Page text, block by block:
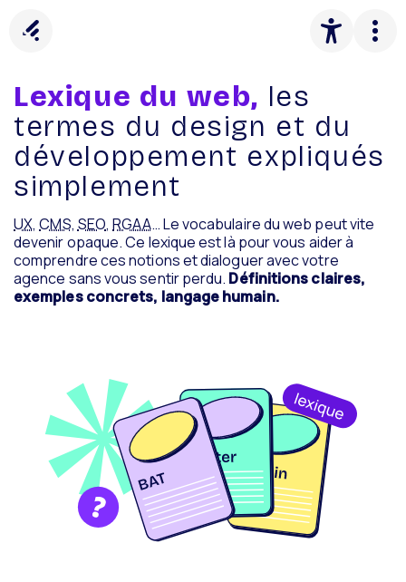
Lexique du web, les
termes du design et du
développement expliqués
simplement
UX,CMS, SEO,RGAA… Le vocabulaire du web peut vite
devenir opaque. Ce lexique est là pour vous aider à
comprendre ces notions et dialoguer avec votre
agence sans vous sentir perdu. Définitions claires,
exemples concrets, langage humain.